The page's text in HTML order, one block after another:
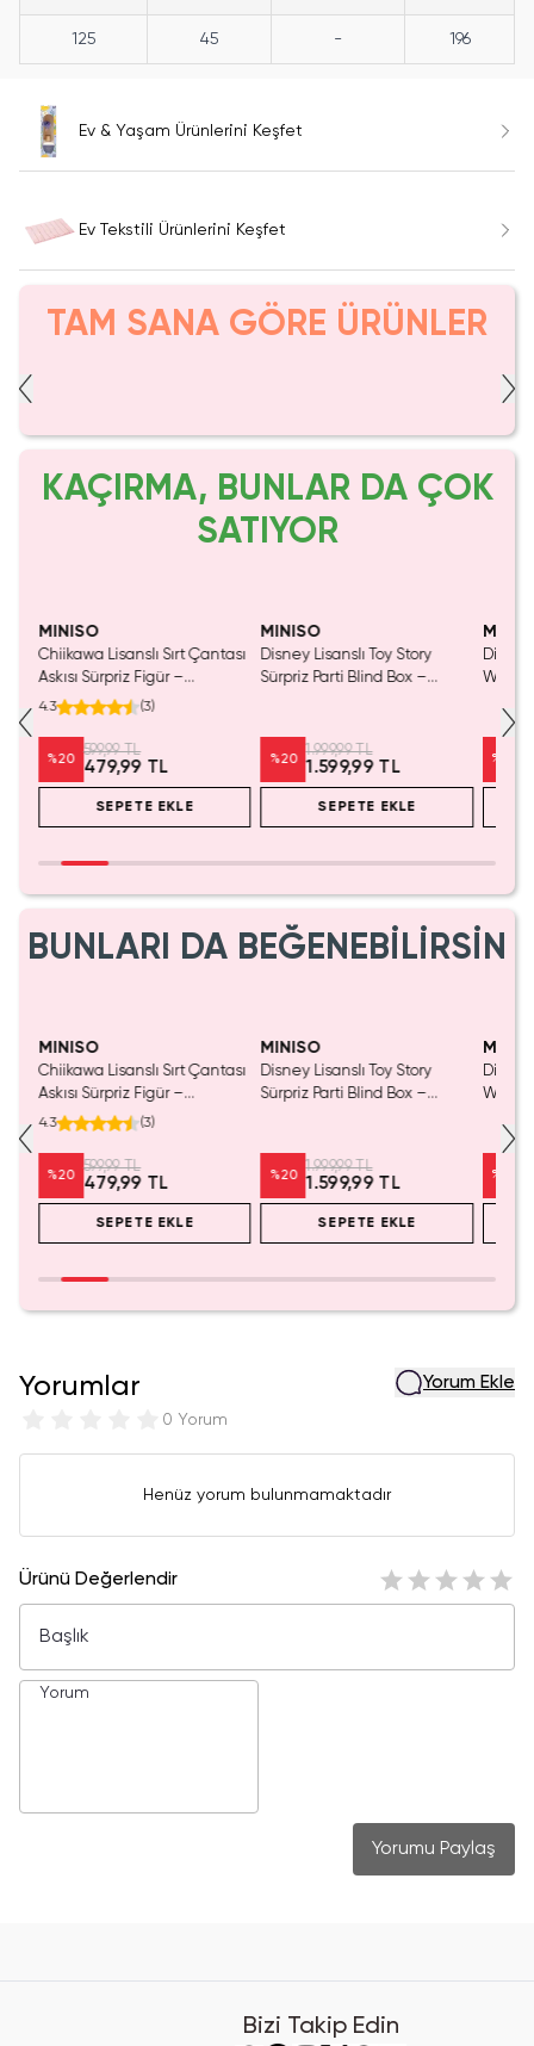
125 45 - 196
Ev & Yaşam Ürünlerini Keşfet
Ev Tekstili Ürünlerini Keşfet
TAM SANA GÖRE ÜRÜNLER
KAÇIRMA, BUNLAR DA ÇOK
SATIYOR
MINISO
Chiikawa Lisanslı Sırt Çantası
Askısı Sürpriz Figür –
Koleksiyonluk Blind Box
4.3 (3)
%20
599,99 TL
479,99 TL
SEPETE EKLE
MINISO
Disney Lisanslı Toy Story
Sürpriz Parti Blind Box –
%20
1.999,99 TL
1.599,99 TL
SEPETE EKLE
Disney
%
BUNLARI DA BEĞENEBİLİRSİN
MINISO
Chiikawa Lisanslı Sırt Çantası
Askısı Sürpriz Figür –
Koleksiyonluk Blind Box
4.3 (3)
%20
599,99 TL
479,99 TL
SEPETE EKLE
MINISO
Disney Lisanslı Toy Story
Sürpriz Parti Blind Box –
%20
1.999,99 TL
1.599,99 TL
SEPETE EKLE
Disney
%
Yorumlar
0 Yorum
Yorum Ekle
Henüz yorum bulunmamaktadır
Ürünü Değerlendir
Yorumu Paylaş
Bizi Takip Edin